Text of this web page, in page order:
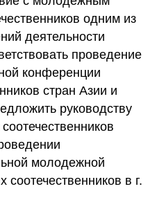
одним из
деятельности
проведение
конференции
стран Азии и
руководству
молодежной
соотечественников в г.